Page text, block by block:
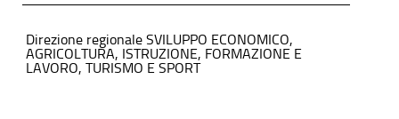
Direzione regionale SVILUPPO ECONOMICO,
AGRICOLTURA, ISTRUZIONE, FORMAZIONE E
LAVORO, TURISMO E SPORT